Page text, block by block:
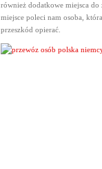
również dodatkowe miejsca
miejsce poleci nam osoba,
przeszkód opierać.